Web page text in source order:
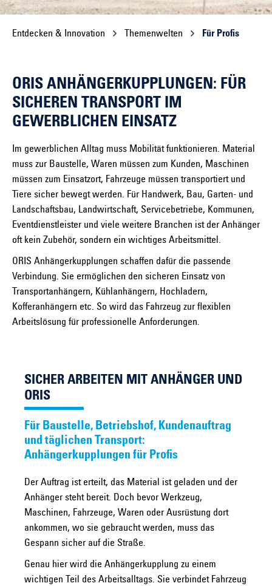
Entdecken & Innovation Themenwelten Für Profis
ORIS ANHÄNGERKUPPLUNGEN: FÜR
SICHEREN TRANSPORT IM
GEWERBLICHEN EINSATZ
Im gewerblichen Alltag muss Mobilität funktionieren. Material
muss zur Baustelle, Waren müssen zum Kunden, Maschinen
müssen zum Einsatzort, Fahrzeuge müssen transportiert und
Tiere sicher bewegt werden. Für Handwerk, Bau, Garten- und
Landschaftsbau, Landwirtschaft, Servicebetriebe, Kommunen,
Eventdienstleister und viele weitere Branchen ist der Anhänger
oft kein Zubehör, sondern ein wichtiges Arbeitsmittel.
ORIS Anhängerkupplungen schaffen dafür die passende
Verbindung. Sie ermöglichen den sicheren Einsatz von
Transportanhängern, Kühlanhängern, Hochladern,
Kofferanhängern etc. So wird das Fahrzeug zur flexiblen
Arbeitslösung für professionelle Anforderungen.
SICHER ARBEITEN MIT ANHÄNGER UND
ORIS
Für Baustelle, Betriebshof, Kundenauftrag
und täglichen Transport:
Anhängerkupplungen für Profis
Der Auftrag ist erteilt, das Material ist geladen und der
Anhänger steht bereit. Doch bevor Werkzeug,
Maschinen, Fahrzeuge, Waren oder Ausrüstung dort
ankommen, wo sie gebraucht werden, muss das
Gespann sicher auf die Straße.
Genau hier wird die Anhängerkupplung zu einem
wichtigen Teil des Arbeitsalltags. Sie verbindet Fahrzeug